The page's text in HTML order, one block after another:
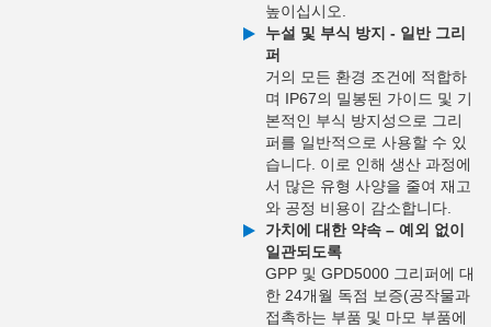
높이십시오.
누설 및 부식 방지 - 일반 그리
퍼
거의 모든 환경 조건에 적합하
며 IP67의 밀봉된 가이드 및 기
본적인 부식 방지성으로 그리
퍼를 일반적으로 사용할 수 있
습니다. 이로 인해 생산 과정에
서 많은 유형 사양을 줄여 재고
와 공정 비용이 감소합니다.
가치에 대한 약속 – 예외 없이
일관되도록
GPP 및 GPD5000 그리퍼에 대
한 24개월 독점 보증(공작물과
접촉하는 부품 및 마모 부품에